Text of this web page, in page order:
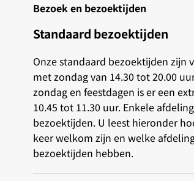
Bezoek en bezoektijden
Standaard bezoektijden
Onze standaard bezoektijden zijn
met zondag van 14.30 tot 20.00
zondag en feestdagen is er een
10.45 tot 11.30 uur. Enkele
bezoektijden. U leest hieronder
keer welkom zijn en welke
bezoektijden hebben.